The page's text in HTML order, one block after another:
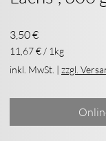
3,50 €Preis
11,67 € / 1kg
11,67 €
pro
inkl. MwSt. | zzgl.